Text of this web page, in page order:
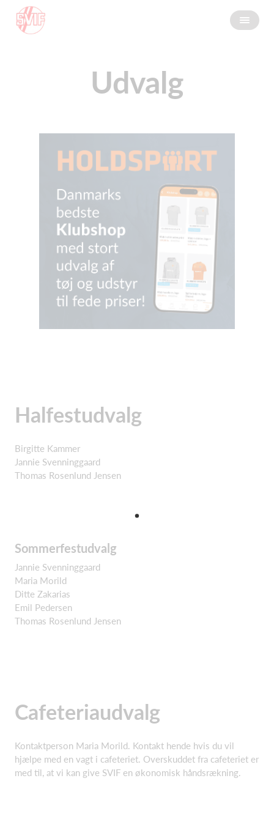
Udvalg
Halfestudvalg
Birgitte Kammer
Jannie Svenninggaard
Thomas Rosenlund Jensen
Sommerfestudvalg
Jannie Svenninggaard
Maria Morild
Ditte Zakarias
Emil Pedersen
Thomas Rosenlund Jensen
Cafeteriaudvalg
Kontaktperson Maria Morild. Kontakt hende hvis du vil
hjælpe med en vagt i cafeteriet. Overskuddet fra cafeteriet er
med til, at vi kan give SVIF en økonomisk håndsrækning.